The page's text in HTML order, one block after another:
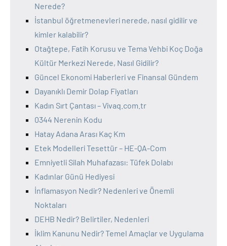
Nerede?
İstanbul öğretmenevleri nerede, nasıl gidilir ve
kimler kalabilir?
Otağtepe, Fatih Korusu ve Tema Vehbi Koç Doğa
Kültür Merkezi Nerede, Nasıl Gidilir?
Güncel Ekonomi Haberleri ve Finansal Gündem
Dayanıklı Demir Dolap Fiyatları
Kadın Sırt Çantası – Vivaq.com.tr
0344 Nerenin Kodu
Hatay Adana Arası Kaç Km
Etek Modelleri Tesettür – HE-QA-Com
Emniyetli Silah Muhafazası: Tüfek Dolabı
Kadınlar Günü Hediyesi
İnflamasyon Nedir? Nedenleri ve Önemli
Noktaları
DEHB Nedir? Belirtiler, Nedenleri
İklim Kanunu Nedir? Temel Amaçlar ve Uygulama